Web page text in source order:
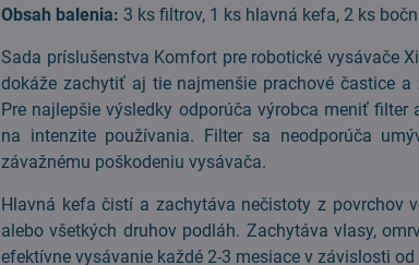
Obsah balenia: 3 ks filtrov, 1 ks hlavná kefa, 2 ks
Sada príslušenstva Komfort pre robotické vysávače
dokáže zachytiť aj tie najmenšie prachové častice a
Pre najlepšie výsledky odporúča výrobca meniť
na intenzite používania. Filter sa neodporúča
závažnému poškodeniu vysávača.
Hlavná kefa čistí a zachytáva nečistoty z povrchov
alebo všetkých druhov podláh. Zachytáva vlasy,
efektívne vysávanie každé 2-3 mesiace v závislosti